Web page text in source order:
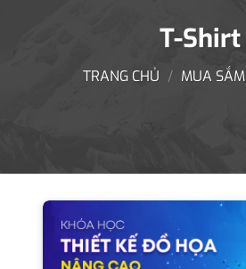
T-Shirt
TRANG CHỦ / MUA SẮM